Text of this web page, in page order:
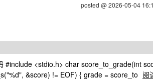
posted @ 2026-05-04
#include <stdio.h> char score_to_grade(int
&score) != EOF) { grade = score_to 阅